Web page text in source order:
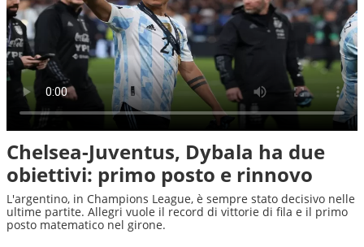
Chelsea-Juventus, Dybala ha due
obiettivi: primo posto e rinnovo
L'argentino, in Champions League, è sempre stato decisivo nelle
ultime partite. Allegri vuole il record di vittorie di fila e il primo
posto matematico nel girone.